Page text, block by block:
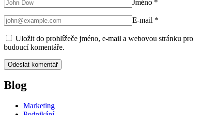
Jméno *
E-mail *
Uložit do prohlížeče jméno, e-mail a webovou stránku pro
budoucí komentáře.
Blog
Marketing